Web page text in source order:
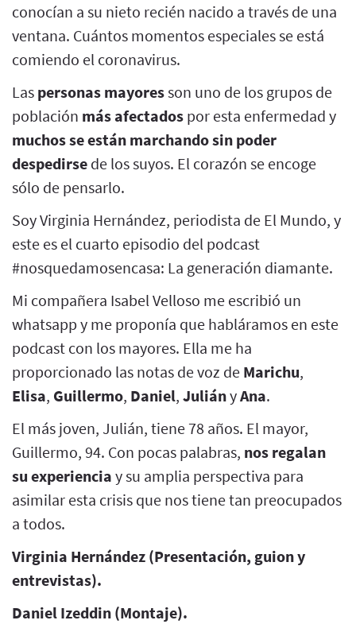
conocían a su nieto recién nacido a través de una
ventana. Cuántos momentos especiales se está
comiendo el coronavirus.
Las personas mayoresson uno de los grupos de
población más afectados por esta enfermedad y
muchos se están marchando sin poder
despedirse de los suyos. El corazón se encoge
sólo de pensarlo.
Soy Virginia Hernández, periodista de El Mundo, y
este es el cuarto episodio del podcast
#nosquedamosencasa: La generación diamante.
Mi compañera Isabel Velloso me escribió un
whatsapp y me proponía que habláramos en este
podcast con los mayores. Ella me ha
proporcionado las notas de voz de Marichu,
Elisa, Guillermo, Daniel, JuliányAna.
El más joven, Julián, tiene 78 años. El mayor,
Guillermo, 94. Con pocas palabras, nos regalan
su experiencia y su amplia perspectiva para
asimilar esta crisis que nos tiene tan preocupados
a todos.
Virginia Hernández (Presentación, guion y
entrevistas).
Daniel Izeddin (Montaje).